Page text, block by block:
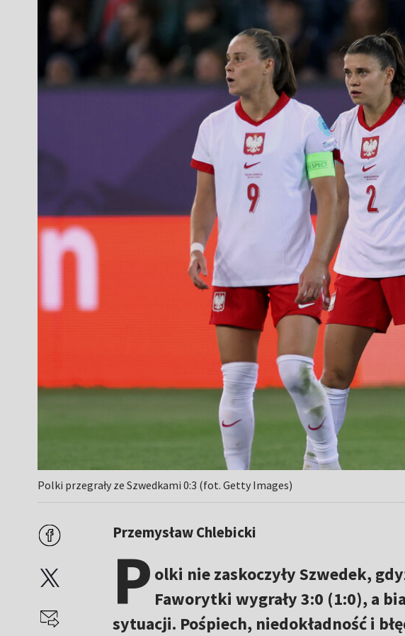
Polki przegrały ze Szwedkami 0:3 (fot. Getty Images)
Przemysław Chlebicki
P olki nie zaskoczyły Szwedek,
Faworytki wygrały 3:0 (1:0), a
sytuacji. Pośpiech, niedokładność i